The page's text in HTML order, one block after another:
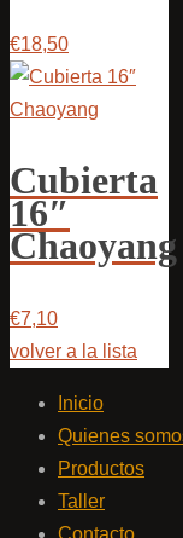
€18,50
Cubierta
16″
Chaoyang
€7,10
volver a la lista
Inicio
Quienes
Productos
Taller
Contacto